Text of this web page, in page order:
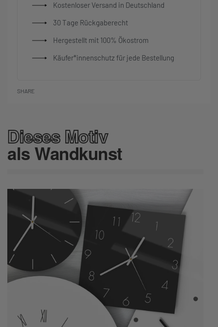
Kostenloser Versand in Deutschland
30 Tage Rückgaberecht
Hergestellt mit 100% Ökostrom
Käufer*innenschutz für jede Bestellung
SHARE
Dieses Motiv
als Wandkunst